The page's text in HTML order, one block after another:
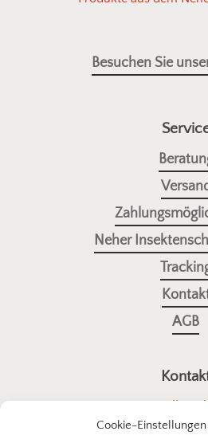
Cookie-
Besuchen Sie
Neher
AGB
Stuttgarter